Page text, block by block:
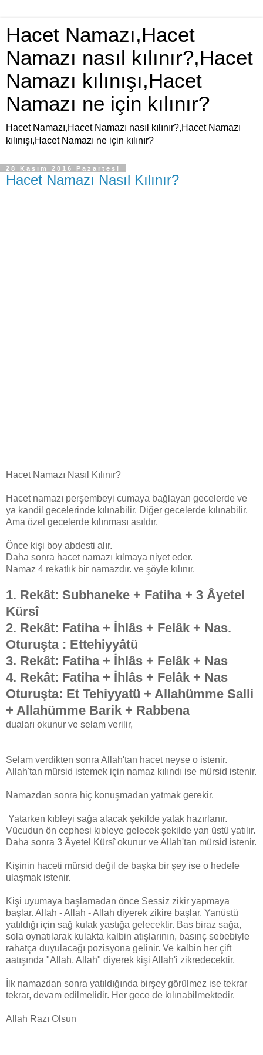
Hacet Namazı,Hacet
Namazı nasıl kılınır?,Hacet
Namazı kılınışı,Hacet
Namazı ne için kılınır?
Hacet Namazı,Hacet Namazı nasıl kılınır?,Hacet Namazı
kılınışı,Hacet Namazı ne için kılınır?
28 Kasım 2016 Pazartesi
Hacet Namazı Nasıl Kılınır?
Hacet Namazı Nasıl Kılınır?
Hacet namazı perşembeyi cumaya bağlayan gecelerde ve
ya kandil gecelerinde kılınabilir. Diğer gecelerde kılınabilir.
Ama özel gecelerde kılınması asıldır.
Önce kişi boy abdesti alır.
Daha sonra hacet namazı kılmaya niyet eder.
Namaz 4 rekatlık bir namazdır. ve şöyle kılınır.
1. Rekât: Subhaneke + Fatiha + 3 Âyetel
Kürsî
2. Rekât: Fatiha + İhlâs + Felâk + Nas.
Oturuşta : Ettehiyyâtü
3. Rekât: Fatiha + İhlâs + Felâk + Nas
4. Rekât: Fatiha + İhlâs + Felâk + Nas
Oturuşta: Et Tehiyyatü + Allahümme Salli
+ Allahümme Barik + Rabbena
duaları okunur ve selam verilir,
Selam verdikten sonra Allah'tan hacet neyse o istenir.
Allah'tan mürsid istemek için namaz kılındı ise mürsid istenir.
Namazdan sonra hiç konuşmadan yatmak gerekir.
Yatarken kıbleyi sağa alacak şekilde yatak hazırlanır.
Vücudun ön cephesi kıbleye gelecek şekilde yan üstü yatılır.
Daha sonra 3 Âyetel Kürsî okunur ve Allah'tan mürsid istenir.
Kişinin haceti mürsid değil de başka bir şey ise o hedefe
ulaşmak istenir.
Kişi uyumaya başlamadan önce Sessiz zikir yapmaya
başlar. Allah - Allah - Allah diyerek zikire başlar. Yanüstü
yatıldığı için sağ kulak yastığa gelecektir. Bas biraz sağa,
sola oynatılarak kulakta kalbin atışlarının, basınç sebebiyle
rahatça duyulacağı pozisyona gelinir. Ve kalbin her çift
aatışında "Allah, Allah" diyerek kişi Allah'i zikredecektir.
İlk namazdan sonra yatıldığında birşey görülmez ise tekrar
tekrar, devam edilmelidir. Her gece de kılınabilmektedir.
Allah Razı Olsun